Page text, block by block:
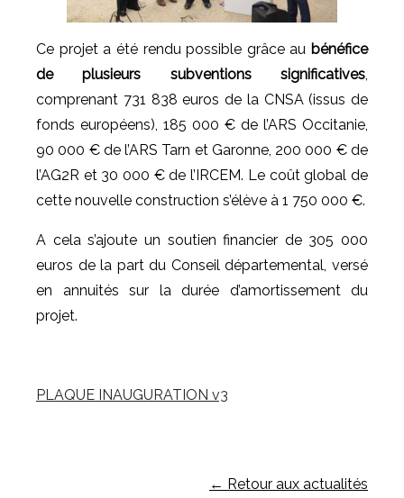
Ce projet a été rendu possible grâce au bénéfice
de plusieurs subventions significatives,
comprenant 731 838 euros de la CNSA (issus de
fonds européens), 185 000 € de l’ARS Occitanie,
90 000 € de l’ARS Tarn et Garonne, 200 000 € de
l’AG2R et 30 000 € de l’IRCEM. Le coût global de
cette nouvelle construction s’élève à 1 750 000 €.
A cela s’ajoute un soutien financier de 305 000
euros de la part du Conseil départemental, versé
en annuités sur la durée d’amortissement du
projet.
PLAQUE INAUGURATION v3
← Retour aux actualités